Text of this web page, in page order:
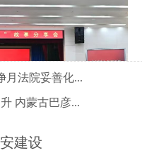
法院妥善化...
内蒙古巴彦...
建设